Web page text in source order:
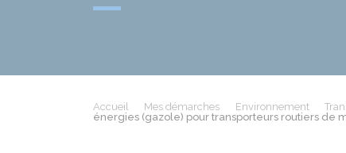
Accueil Mes démarches Environnement
énergies (gazole) pour transporteurs routiers de